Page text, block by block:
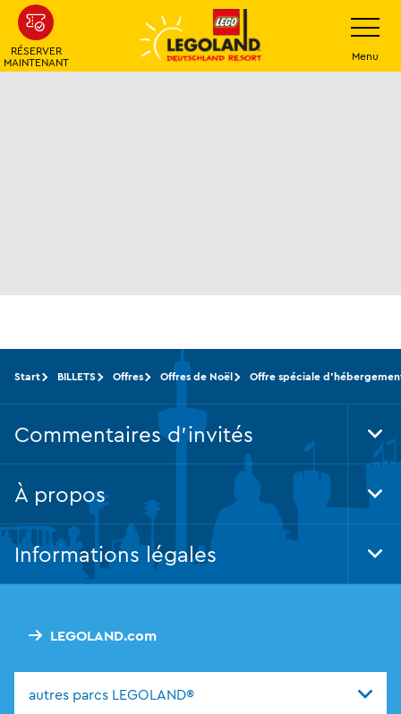
Skip
main
content
RÉSERVER
MAINTENANT
Menu
LEGOLAND.com
autres parcs LEGOLAND®
Start BILLETS Offres Offres de Noël Offre spéciale
Commentaires d'invités
À propos
Informations légales